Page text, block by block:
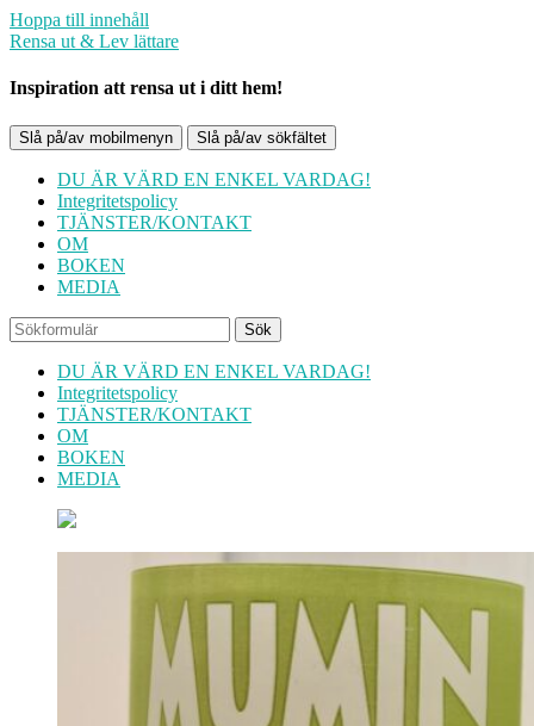
Hoppa till innehåll
Rensa ut & Lev lättare
Inspiration att rensa ut i ditt hem!
Slå på/av mobilmenyn Slå på/av sökfältet
DU ÄR VÄRD EN ENKEL VARDAG!
Integritetspolicy
TJÄNSTER/KONTAKT
OM
BOKEN
MEDIA
Sök
DU ÄR VÄRD EN ENKEL VARDAG!
Integritetspolicy
TJÄNSTER/KONTAKT
OM
BOKEN
MEDIA